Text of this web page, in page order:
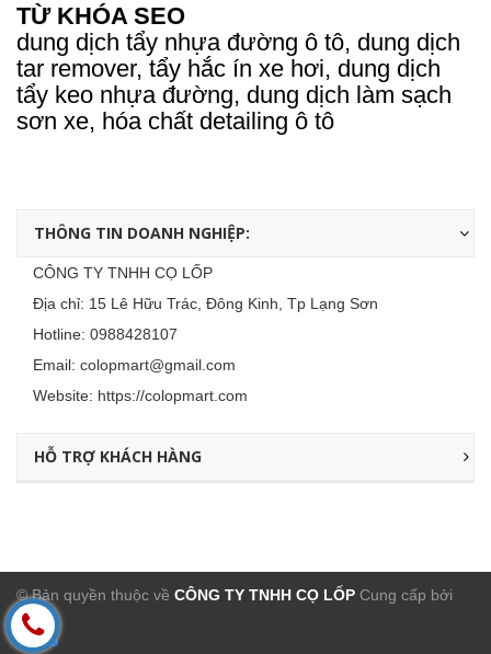
TỪ KHÓA SEO
dung dịch tẩy nhựa đường ô tô, dung dịch
tar remover, tẩy hắc ín xe hơi, dung dịch
tẩy keo nhựa đường, dung dịch làm sạch
sơn xe, hóa chất detailing ô tô
THÔNG TIN DOANH NGHIỆP:
CÔNG TY TNHH CỌ LỐP
Địa chỉ: 15 Lê Hữu Trác, Đông Kinh, Tp Lạng Sơn
Hotline: 0988428107
Email: colopmart@gmail.com
Website: https://colopmart.com
HỖ TRỢ KHÁCH HÀNG
© Bản quyền thuộc về CÔNG TY TNHH CỌ LỐP Cung cấp bởi
Sapo